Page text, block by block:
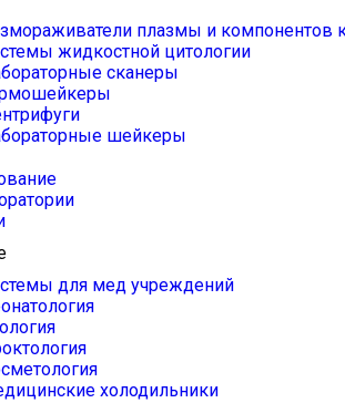
плазмы и компонентов
жидкостной цитологии
сканеры
шейкеры
для мед учреждений
холодильники